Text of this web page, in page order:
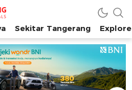
Tangerang Raya
Sekitar Tangerang